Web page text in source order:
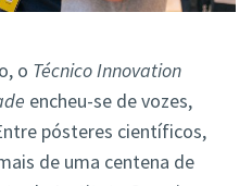
o Técnico Innovation
encheu-se de vozes,
pósteres científicos,
de uma centena de